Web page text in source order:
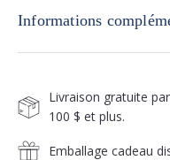
Informations
Livraison gratuite
100 $ et plus.
Emballage cadeau